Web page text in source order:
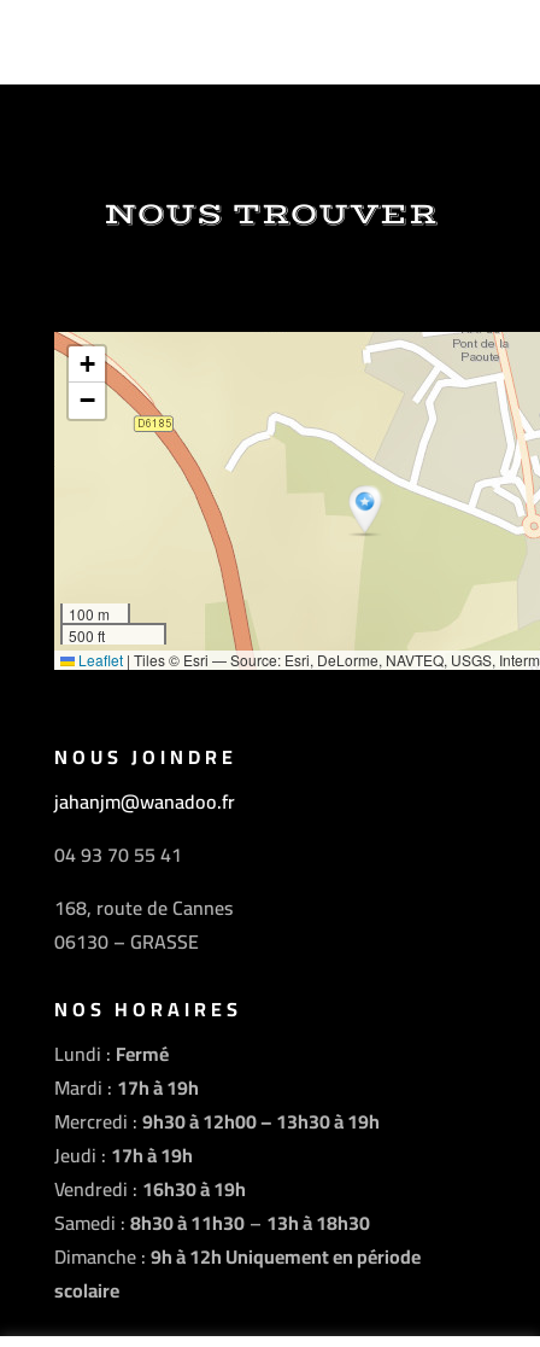
NOUS TROUVER
+
−
100 m
500 ft
Leaflet | Tiles © Esri — Source: Esri, DeLorme, NAVTEQ, USGS,
NOUS JOINDRE
jahanjm@wanadoo.fr
04 93 70 55 41
168, route de Cannes
06130 – GRASSE
NOS HORAIRES
Lundi : Fermé
Mardi : 17h à 19h
Mercredi :9h30 à 12h00 – 13h30 à 19h
Jeudi : 17h à 19h
Vendredi : 16h30 à 19h
Samedi :8h30 à 11h30– 13h à 18h30
Dimanche :9h à 12h Uniquement en période
scolaire